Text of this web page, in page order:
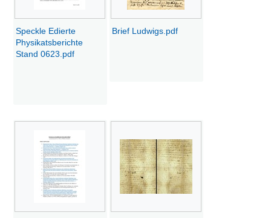
Speckle Edierte
Physikatsberichte
Stand 0623.pdf
Brief Ludwigs.pdf